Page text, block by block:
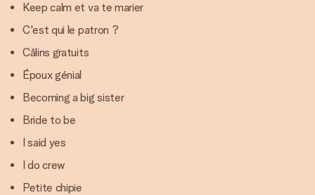
Keep calm et va te marier
C'est qui le patron ?
Câlins gratuits
Époux génial
Becoming a big sister
Bride to be
I said yes
I do crew
Petite chipie